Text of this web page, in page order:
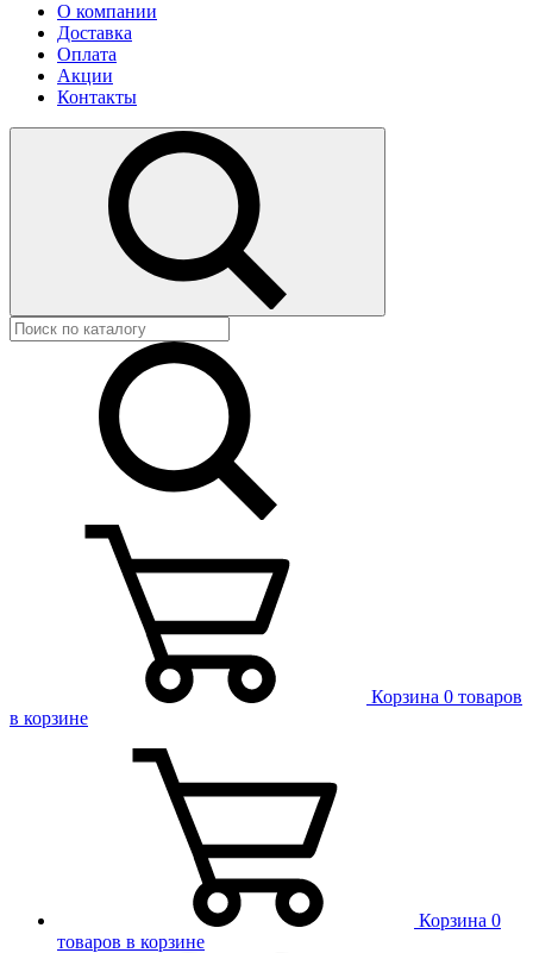
О компании
Доставка
Оплата
Акции
Контакты
Корзина 0 товаров
в корзине
Корзина 0
товаров в корзине